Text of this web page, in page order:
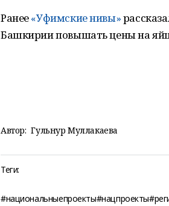
Ранее«Уфимские нивы»
Башкирии повышать цены на
Автор: Гульнур Муллакаева
Теги: